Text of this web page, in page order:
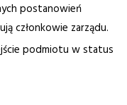
postanowień
członkowie zarządu.
podmiotu w status